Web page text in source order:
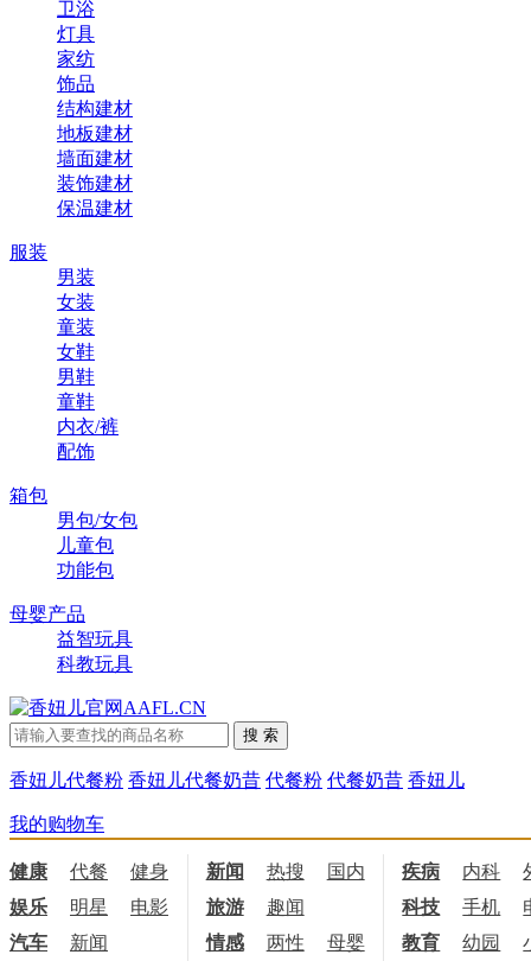
卫浴
灯具
家纺
饰品
结构建材
地板建材
墙面建材
装饰建材
保温建材
服装
男装
女装
童装
女鞋
男鞋
童鞋
内衣/裤
配饰
箱包
男包/女包
儿童包
功能包
母婴产品
益智玩具
科教玩具
香妞儿代餐粉 香妞儿代餐奶昔 代餐粉 代餐奶昔 香妞儿
我的购物车
健康 代餐 健身 饮食
新闻 热搜 国内 国际
疾病 内科
娱乐
明星 电影 电视
旅游 趣闻 科技 手机
汽车
新闻 情感 两性 母婴 职场
教育 幼园